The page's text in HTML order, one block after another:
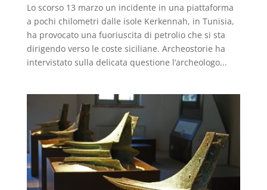
Lo scorso 13 marzo un incidente in una piattaforma
a pochi chilometri dalle isole Kerkennah, in Tunisia,
ha provocato una fuoriuscita di petrolio che si sta
dirigendo verso le coste siciliane. Archeostorie ha
intervistato sulla delicata questione l’archeologo...